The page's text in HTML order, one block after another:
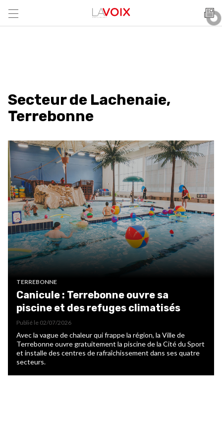
Secteur de Lachenaie,
Terrebonne
TERREBONNE
Canicule : Terrebonne ouvre sa
piscine et des refuges climatisés
Publié le 02/07/2026
Avec la vague de chaleur qui frappe la région, la Ville de
Terrebonne ouvre gratuitement la piscine de la Cité du Sport
et installe des centres de rafraîchissement dans ses quatre
secteurs.